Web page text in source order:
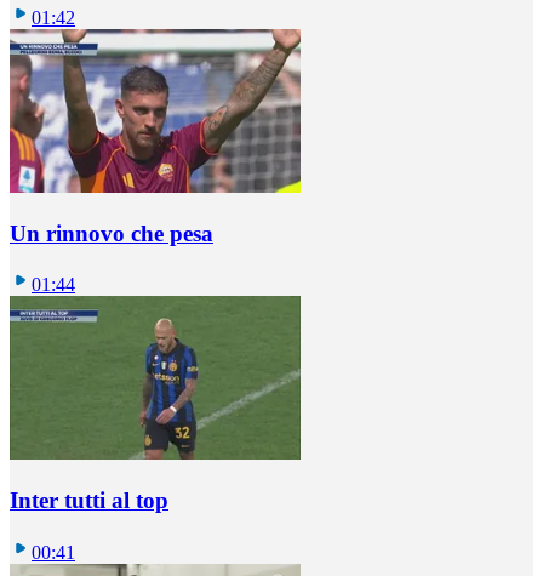
01:42
Un rinnovo che pesa
01:44
Inter tutti al top
00:41